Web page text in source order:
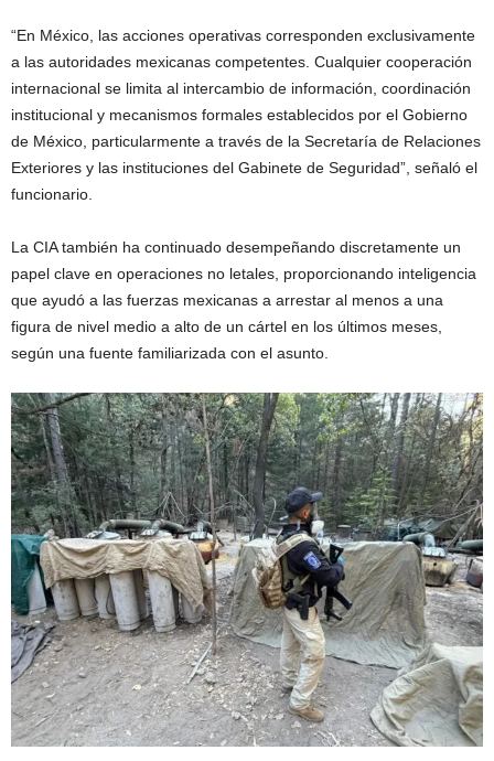
“En México, las acciones operativas corresponden exclusivamente
a las autoridades mexicanas competentes. Cualquier cooperación
internacional se limita al intercambio de información, coordinación
institucional y mecanismos formales establecidos por el Gobierno
de México, particularmente a través de la Secretaría de Relaciones
Exteriores y las instituciones del Gabinete de Seguridad”, señaló el
funcionario.
La CIA también ha continuado desempeñando discretamente un
papel clave en operaciones no letales, proporcionando inteligencia
que ayudó a las fuerzas mexicanas a arrestar al menos a una
figura de nivel medio a alto de un cártel en los últimos meses,
según una fuente familiarizada con el asunto.